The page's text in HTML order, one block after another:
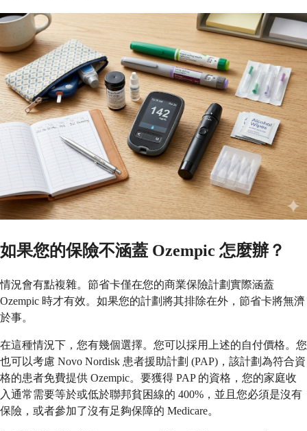
如果您的保險不涵蓋 Ozempic 怎麼辦？
情況會有點複雜。節省卡僅在您的商業保險計劃實際涵蓋
Ozempic 時才有效。如果您的計劃將其排除在外，節省卡將無濟
於事。
在這種情況下，您有幾個選擇。您可以採用上述的自付價格。您
也可以考慮 Novo Nordisk 患者援助計劃 (PAP)，該計劃為符合資
格的患者免費提供 Ozempic。要獲得 PAP 的資格，您的家庭收
入通常需要等於或低於聯邦貧困線的 400%，並且您必須是沒有
保險，或者參加了沒有足夠保障的 Medicare。